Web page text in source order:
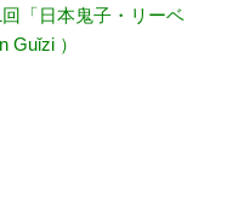
「日本鬼子・リーベ
Guǐzi ）